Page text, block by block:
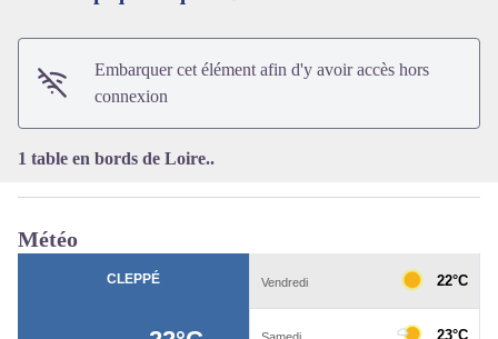
Embarquer cet élément afin d'y avoir accès hors
connexion
1 table en bords de Loire..
Météo